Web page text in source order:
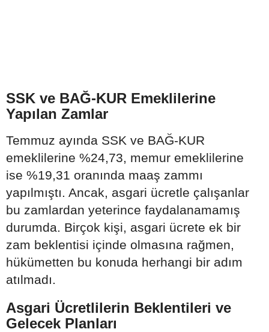
SSK ve BAĞ-KUR Emeklilerine
Yapılan Zamlar
Temmuz ayında SSK ve BAĞ-KUR
emeklilerine %24,73, memur emeklilerine
ise %19,31 oranında maaş zammı
yapılmıştı. Ancak, asgari ücretle çalışanlar
bu zamlardan yeterince faydalanamamış
durumda. Birçok kişi, asgari ücrete ek bir
zam beklentisi içinde olmasına rağmen,
hükümetten bu konuda herhangi bir adım
atılmadı.
Asgari Ücretlilerin Beklentileri ve
Gelecek Planları